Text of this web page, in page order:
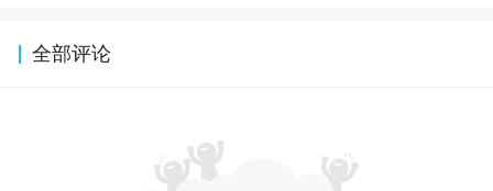
全部评论